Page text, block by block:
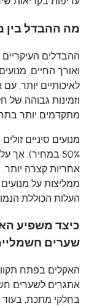
מה ההבדל בין
ההבדלים
וזמינות גבוהה של
מתקדמים יותר
50% במחיר),
אחריות קצרה
ממליצות על
העלות הכוללת
כיצד משפיע
שערים
האקלים בפתח
אתגרים לשערים
בחלקי מתכת, בעוד